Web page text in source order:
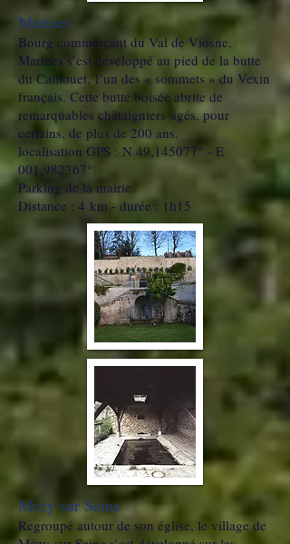
Marines
Bourg commerçant du Val de Viosne,
Marines s’est développé au pied de la butte
du Caillouet, l’un des « sommets » du Vexin
français. Cette butte boisée abrite de
remarquables châtaigniers âgés, pour
certains, de plus de 200 ans.
localisation GPS : N 49,145077° - E
001,982367°
Parking de la mairie.
Distance : 4 km - durée : 1h15
Mézy sur Seine
Regroupé autour de son église, le village de